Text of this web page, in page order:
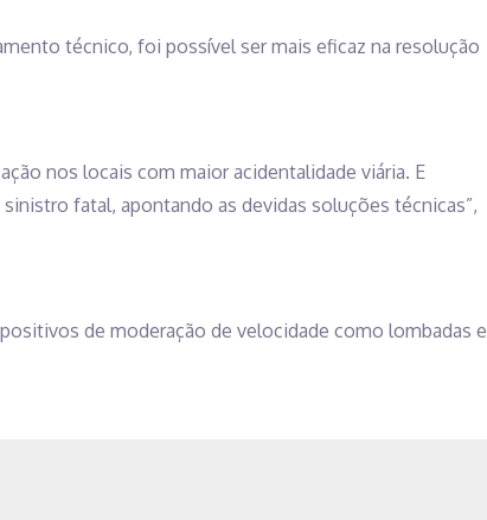
técnico, foi possível ser mais eficaz na resolução
nos locais com maior acidentalidade viária. E
fatal, apontando as devidas soluções técnicas”,
de moderação de velocidade como lombadas e